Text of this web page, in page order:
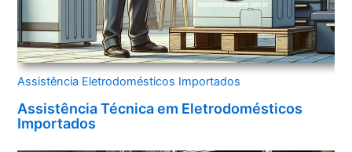
Assistência Eletrodomésticos Importados
Assistência Técnica em Eletrodomésticos
Importados